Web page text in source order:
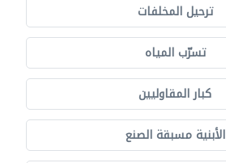
ترحيل المخلفات
تسرّب المياه
كبار المقاوليين
الأبنية مسبقة الصنع